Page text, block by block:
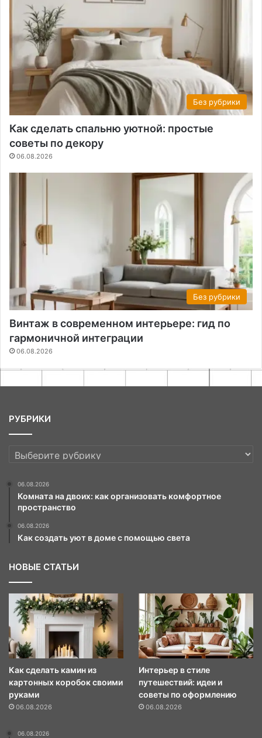
Без рубрики
Как сделать спальню уютной: простые
советы по декору
06.08.2026
Без рубрики
Винтаж в современном интерьере: гид по
гармоничной интеграции
06.08.2026
РУБРИКИ
РУБРИКИ
06.08.2026
Комната на двоих: как организовать комфортное
пространство
06.08.2026
Как создать уют в доме с помощью света
НОВЫЕ СТАТЬИ
Как сделать камин из
картонных коробок своими
руками
06.08.2026
Интерьер в стиле
путешествий: идеи и
советы по оформлению
06.08.2026
06.08.2026